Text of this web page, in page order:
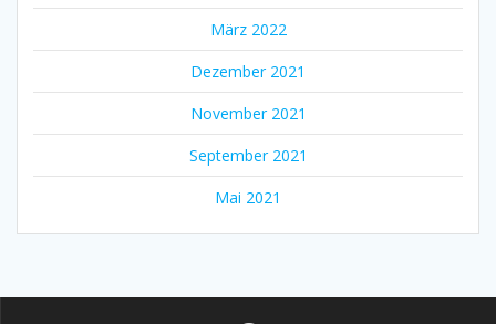
März 2022
Dezember 2021
November 2021
September 2021
Mai 2021